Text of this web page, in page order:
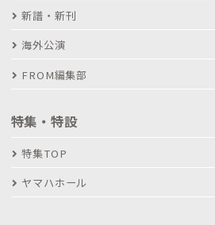
新譜・新刊
海外公演
FROM編集部
特集・特設
特集TOP
ヤマハホール